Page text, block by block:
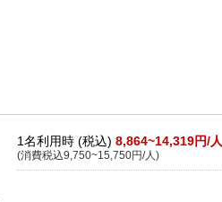
1名利用時 (税込) 8,864~14,319円/人
(消費税込9,750~15,750円/人)